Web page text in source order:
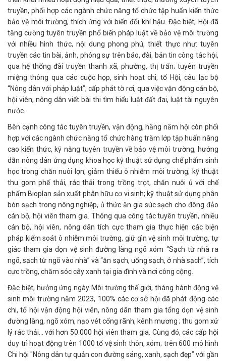
truyền, phối hợp các ngành chức năng tổ chức tập huấn kiến thức
bảo vệ môi trường, thích ứng với biến đổi khí hậu. Đặc biệt, Hội đã
tăng cường tuyên truyền phổ biến pháp luật về bảo vệ môi trường
với nhiều hình thức, nội dung phong phú, thiết thực như: tuyên
truyền các tin bài, ảnh, phóng sự trên báo, đài, bản tin công tác hội,
qua hệ thống đài truyền thanh xã, phường, thị trấn; tuyên truyền
miệng thông qua các cuộc họp, sinh hoạt chi, tổ Hội, câu lạc bộ
“Nông dân với pháp luật”; cấp phát tờ rơi, qua việc vận động cán bộ,
hội viên, nông dân viết bài thi tìm hiểu luật đất đai, luật tài nguyên
nước…
Bên cạnh công tác tuyên truyền, vận động, hằng năm hội còn phối
hợp với các ngành chức năng tổ chức hàng trăm lớp tập huấn nâng
cao kiến thức, kỹ năng tuyên truyền về bảo vệ môi trường, hướng
dẫn nông dân ứng dụng khoa học kỹ thuật sử dụng chế phẩm sinh
học trong chăn nuôi lợn, giảm thiểu ô nhiễm môi trường; kỹ thuật
thu gom phế thải, rác thải trong trồng trọt, chăn nuôi ủ với chế
phẩm Bioplan sản xuất phân hữu cơ vi sinh; kỹ thuật sử dụng phân
bón sạch trong nông nghiệp, ủ thức ăn gia súc sạch cho đông đảo
cán bộ, hội viên tham gia. Thông qua công tác tuyên truyền, nhiều
cán bộ, hội viên, nông dân tích cực tham gia thực hiện các biện
pháp kiểm soát ô nhiễm môi trường, giữ gìn vệ sinh môi trường, tự
giác tham gia dọn vệ sinh đường làng ngõ xóm “Sạch từ nhà ra
ngõ, sạch từ ngõ vào nhà” và “ăn sạch, uống sạch, ở nhà sạch”, tích
cực trồng, chăm sóc cây xanh tại gia đình và nơi công cộng.
Đặc biệt, hưởng ứng ngày Môi trường thế giới, tháng hành động vệ
sinh môi trường năm 2023, 100% các cơ sở hội đã phát động các
chi, tổ hội vận động hội viên, nông dân tham gia tổng dọn vệ sinh
đường làng, ngõ xóm, nạo vét cống rãnh, kênh mương ; thu gom xử
lý rác thải… với hơn 50.000 hội viên tham gia. Cùng đó, các cấp hội
duy trì hoạt động trên 1000 tổ vệ sinh thôn, xóm; trên 600 mô hình
Chi hội "Nông dân tự quản con đường sáng, xanh, sạch đẹp” với gần